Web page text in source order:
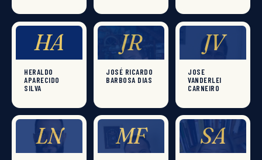
HA
HERALDO
APARECIDO
SILVA
JR
JOSÉ RICARDO
BARBOSA DIAS
JV
JOSE
VANDERLEI
CARNEIRO
LN MF SA